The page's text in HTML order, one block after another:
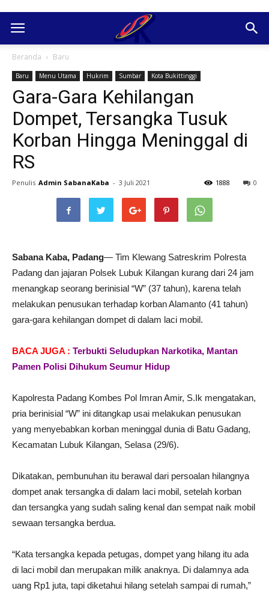
Beranda Baru
Baru Menu Utama Hukrim Sumbar Kota Bukittinggi
Gara-Gara Kehilangan
Dompet, Tersangka Tusuk
Korban Hingga Meninggal di
RS
Penulis Admin SabanaKaba - 3 Juli 2021 0
1888
Sabana Kaba, Padang— Tim Klewang Satreskrim Polresta
Padang dan jajaran Polsek Lubuk Kilangan kurang dari 24 jam
menangkap seorang berinisial “W” (37 tahun), karena telah
melakukan penusukan terhadap korban Alamanto (41 tahun)
gara-gara kehilangan dompet di dalam laci mobil.
BACA JUGA : Terbukti Seludupkan Narkotika, Mantan
Pamen Polisi Dihukum Seumur Hidup
Kapolresta Padang Kombes Pol Imran Amir, S.Ik mengatakan,
pria berinisial “W” ini ditangkap usai melakukan penusukan
yang menyebabkan korban meninggal dunia di Batu Gadang,
Kecamatan Lubuk Kilangan, Selasa (29/6).
Dikatakan, pembunuhan itu berawal dari persoalan hilangnya
dompet anak tersangka di dalam laci mobil, setelah korban
dan tersangka yang sudah saling kenal dan sempat naik mobil
sewaan tersangka berdua.
“Kata tersangka kepada petugas, dompet yang hilang itu ada
di laci mobil dan merupakan milik anaknya. Di dalamnya ada
uang Rp1 juta, tapi diketahui hilang setelah sampai di rumah,”